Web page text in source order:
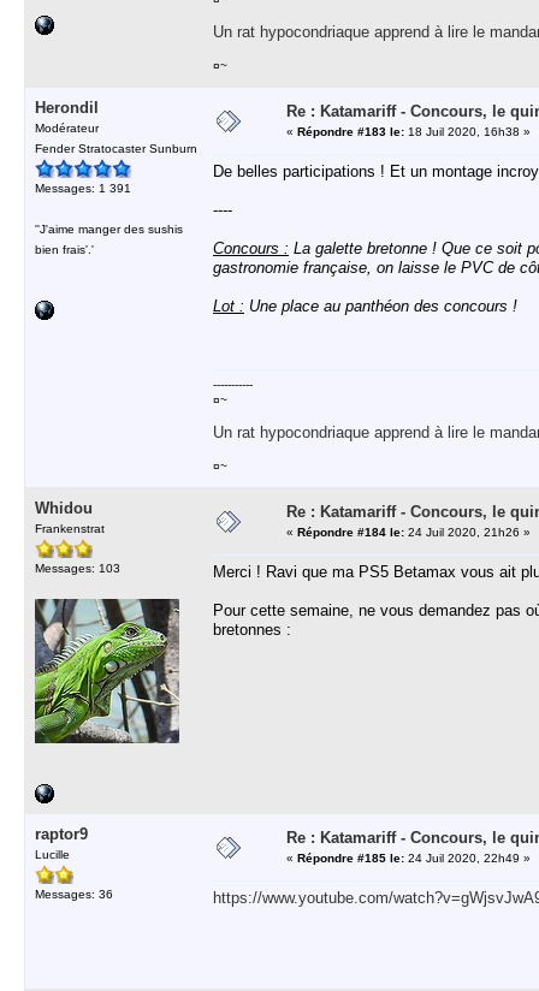
Un rat hypocondriaque apprend à lire le
¤~
Herondil
Modérateur
Fender Stratocaster Sunburn
Messages: 1 391
''J'aime manger des sushis
bien frais'.'
Re : Katamariff - Concours, le
« Répondre #183 le: 18 Juil 2020, 16h38 »
De belles participations ! Et un montage
----
Concours : La galette bretonne ! Que ce soit
gastronomie française, on laisse le PVC de
Lot : Une place au panthéon des concours !
-----------
¤~
Un rat hypocondriaque apprend à lire le
¤~
Whidou
Frankenstrat
Messages: 103
Re : Katamariff - Concours, le
« Répondre #184 le: 24 Juil 2020, 21h26 »
Merci ! Ravi que ma PS5 Betamax vous ait
Pour cette semaine, ne vous demandez pas
bretonnes :
raptor9
Lucille
Messages: 36
Re : Katamariff - Concours, le
« Répondre #185 le: 24 Juil 2020, 22h49 »
https://www.youtube.com/